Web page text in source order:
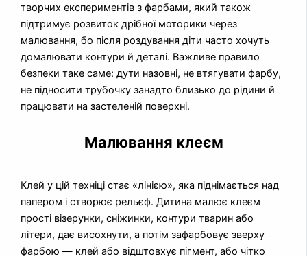
творчих експериментів з фарбами, який також
підтримує розвиток дрібної моторики через
малювання, бо після роздування діти часто хочуть
домалювати контури й деталі. Важливе правило
безпеки таке саме: дути назовні, не втягувати фарбу,
не підносити трубочку занадто близько до рідини й
працювати на застеленій поверхні.
Малювання клеєм
Клей у цій техніці стає «лінією», яка піднімається над
папером і створює рельєф. Дитина малює клеєм
прості візерунки, сніжинки, контури тварин або
літери, дає висохнути, а потім зафарбовує зверху
фарбою — клей або відштовхує пігмент, або чітко